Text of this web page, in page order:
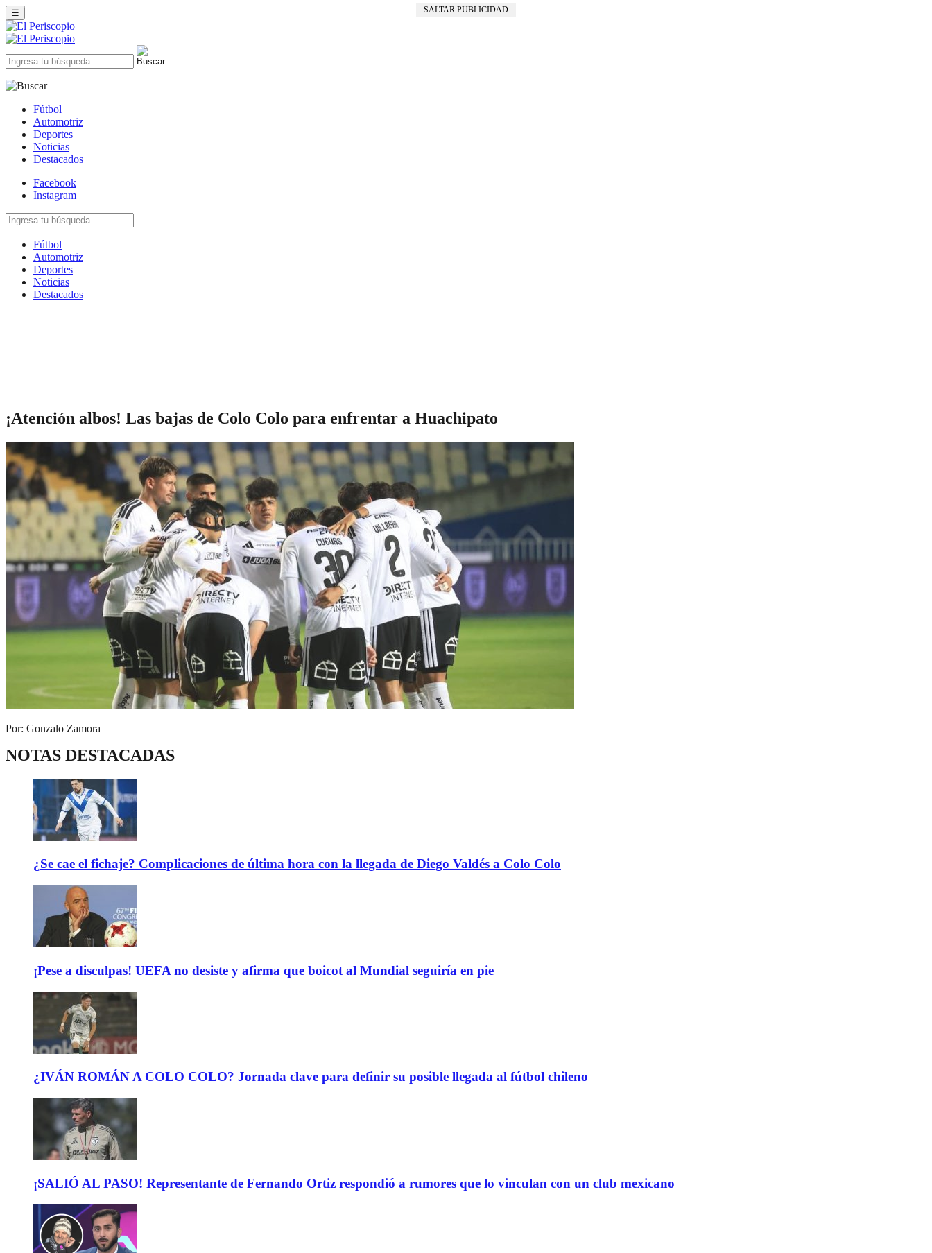
SALTAR PUBLICIDAD
☰
Fútbol
Automotriz
Deportes
Noticias
Destacados
Facebook
Instagram
Fútbol
Automotriz
Deportes
Noticias
Destacados
¡Atención albos! Las bajas de Colo Colo para enfrentar a Huachipato
Por: Gonzalo Zamora
NOTAS DESTACADAS
¿Se cae el fichaje? Complicaciones de última hora con la llegada de Diego Valdés a Colo Colo
¡Pese a disculpas! UEFA no desiste y afirma que boicot al Mundial seguiría en pie
¿IVÁN ROMÁN A COLO COLO? Jornada clave para definir su posible llegada al fútbol chileno
¡SALIÓ AL PASO! Representante de Fernando Ortiz respondió a rumores que lo vinculan con un club mexicano